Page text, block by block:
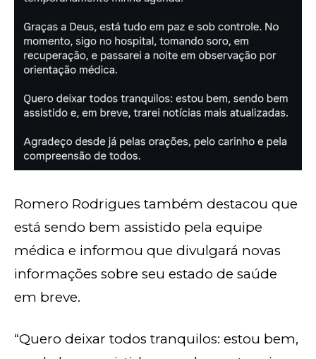
Romero Rodrigues também destacou que
está sendo bem assistido pela equipe
médica e informou que divulgará novas
informações sobre seu estado de saúde
em breve.
“Quero deixar todos tranquilos: estou bem,